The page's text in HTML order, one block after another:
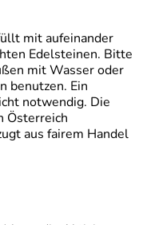
mit aufeinander
Edelsteinen. Bitte
mit Wasser oder
benutzen. Ein
notwendig. Die
Österreich
aus fairem Handel